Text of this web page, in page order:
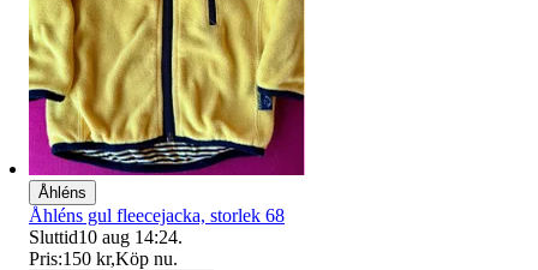
Åhléns
Åhléns gul fleecejacka, storlek 68
Sluttid10 aug 14:24.
Pris:150 kr,Köp nu.